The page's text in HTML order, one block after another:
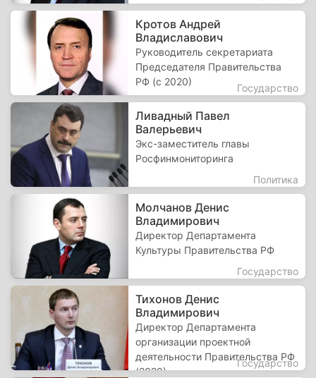
Кротов Андрей
Владиславович
Руководитель секретариата
Председателя Правительства
РФ (с 2020)
Государство
Ливадный Павел
Валерьевич
Экс-заместитель главы
Росфинмониторинга
Политика
Молчанов Денис
Владимирович
Директор Департамента
Культуры Правительства РФ
Государство
Тихонов Денис
Владимирович
Директор Департамента
организации проектной
деятельности Правительства РФ
(2020)
Государство